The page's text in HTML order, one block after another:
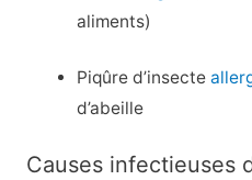
aliments)
Piqûre d’insecte
d’abeille
Causes infectieuses